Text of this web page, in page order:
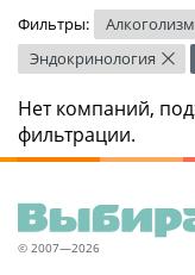
Фильтры: Алкоголизм
Эндокринология ×
Нет компаний,
фильтрации.
© 2007—2026